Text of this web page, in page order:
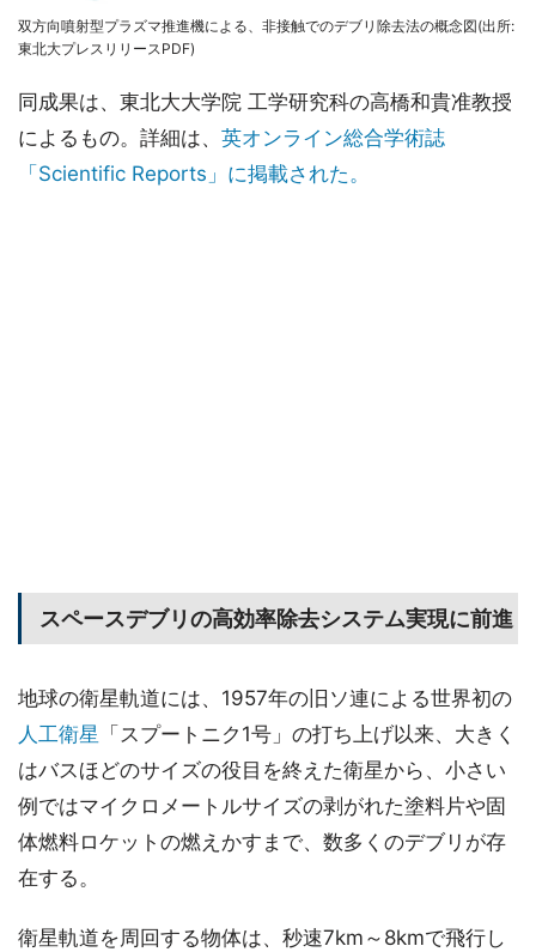
双方向噴射型プラズマ推進機による、非接触でのデブリ除去法の概念図(出所:
東北大プレスリリースPDF)
同成果は、東北大大学院 工学研究科の高橋和貴准教授
によるもの。詳細は、 英オンライン総合学術誌
「Scientific Reports」に掲載された。
スペースデブリの高効率除去システム実現に前進
地球の衛星軌道には、1957年の旧ソ連による世界初の
人工衛星 「スプートニク1号」の打ち上げ以来、大きく
はバスほどのサイズの役目を終えた衛星から、小さい
例ではマイクロメートルサイズの剥がれた塗料片や固
体燃料ロケットの燃えかすまで、数多くのデブリが存
在する。
衛星軌道を周回する物体は、秒速7km～8kmで飛行し